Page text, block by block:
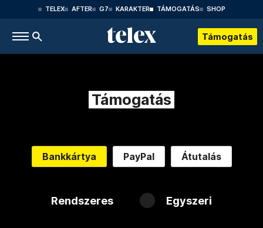
TELEX AFTER G7 KARAKTER TÁMOGATÁS SHOP
Támogatás
Támogatás
Bankkártya PayPal Átutalás
Rendszeres Egyszeri